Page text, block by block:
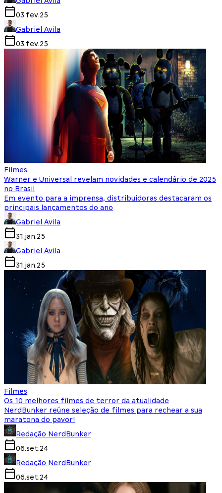
03.fev.25
Gabriel Avila
03.fev.25
Filmes
Warner e Universal revelam novidades e calendário de 2025
no Brasil
Em evento para a imprensa, distribuidoras destacaram os
principais lançamentos do ano
Gabriel Avila
31.jan.25
Gabriel Avila
31.jan.25
Filmes
Os 10 melhores filmes de terror da atualidade
NerdBunker reúne seleção de filmes para rechear a sua
maratona do pavor!
Redação NerdBunker
06.set.24
Redação NerdBunker
06.set.24